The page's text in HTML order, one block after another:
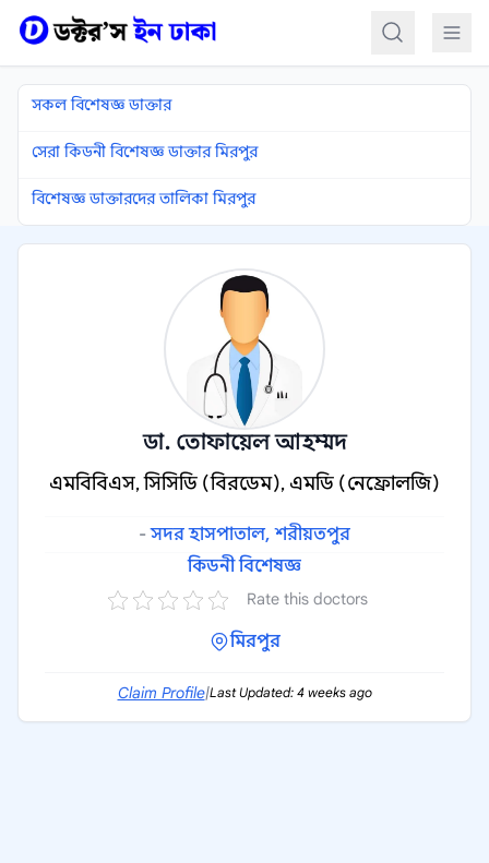
সকল বিশেষজ্ঞ ডাক্তার
সেরা কিডনী বিশেষজ্ঞ ডাক্তার মিরপুর
বিশেষজ্ঞ ডাক্তারদের তালিকা মিরপুর
ডা. তোফায়েল আহম্মদ
এমবিবিএস, সিসিডি (বিরডেম), এমডি (নেফ্রোলজি)
-সদর হাসপাতাল, শরীয়তপুর
কিডনী বিশেষজ্ঞ
Rate this doctors
মিরপুর
Claim Profile|Last Updated: 4 weeks ago